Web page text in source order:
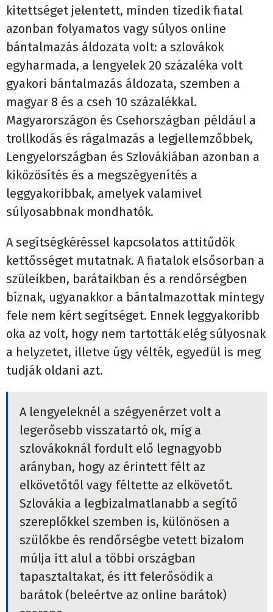
kitettséget jelentett, minden tizedik fiatal
azonban folyamatos vagy súlyos online
bántalmazás áldozata volt: a szlovákok
egyharmada, a lengyelek 20 százaléka volt
gyakori bántalmazás áldozata, szemben a
magyar 8 és a cseh 10 százalékkal.
Magyarországon és Csehországban például a
trollkodás és rágalmazás a legjellemzőbbek,
Lengyelországban és Szlovákiában azonban a
kiközösítés és a megszégyenítés a
leggyakoribbak, amelyek valamivel
súlyosabbnak mondhatók.
A segítségkéréssel kapcsolatos attitűdök
kettősséget mutatnak. A fiatalok elsősorban a
szüleikben, barátaikban és a rendőrségben
bíznak, ugyanakkor a bántalmazottak mintegy
fele nem kért segítséget. Ennek leggyakoribb
oka az volt, hogy nem tartották elég súlyosnak
a helyzetet, illetve úgy vélték, egyedül is meg
tudják oldani azt.
A lengyeleknél a szégyenérzet volt a
legerősebb visszatartó ok, míg a
szlovákoknál fordult elő legnagyobb
arányban, hogy az érintett félt az
elkövetőtől vagy féltette az elkövetőt.
Szlovákia a legbizalmatlanabb a segítő
szereplőkkel szemben is, különösen a
szülőkbe és rendőrségbe vetett bizalom
múlja itt alul a többi országban
tapasztaltakat, és itt felerősödik a
barátok (beleértve az online barátok)